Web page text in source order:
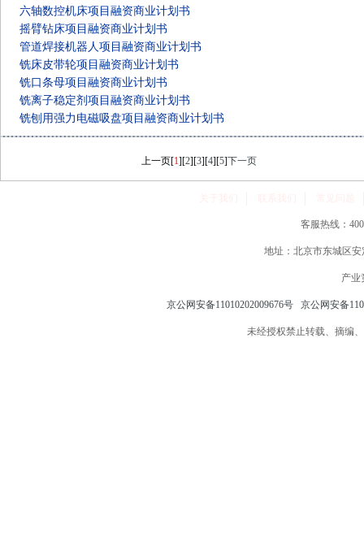
六轴数控机床项目融资商业计划书
摇臂钻床项目融资商业计划书
管道焊接机器人项目融资商业计划书
铣床皮带轮项目融资商业计划书
铣口条母项目融资商业计划书
铣离子稳定剂项目融资商业计划书
铣刨用强力电磁吸盘项目融资商业计划书
上一页[1][2][3][4][5]下一页
客服热线：
地址：北京市东城区
产业
京公网安备11010202009676号 京公网安备
未经授权禁止转载、摘编